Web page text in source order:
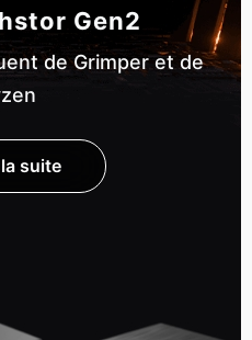
Gen2
de Grimper et de
suite